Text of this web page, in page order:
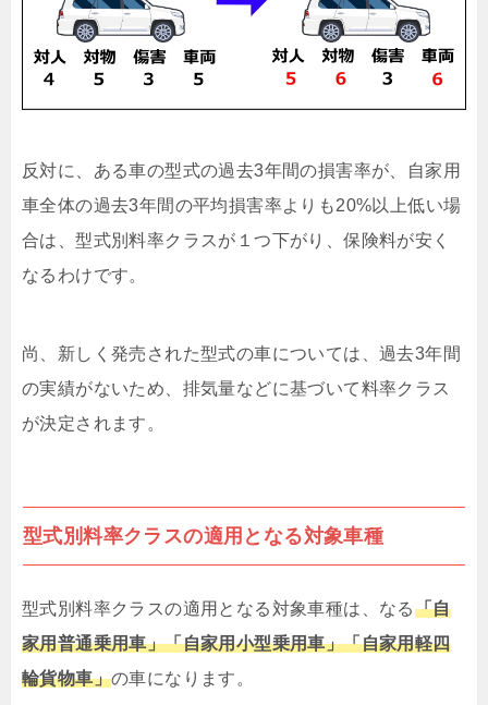
反対に、ある車の型式の過去3年間の損害率が、自家用
車全体の過去3年間の平均損害率よりも20%以上低い場
合は、型式別料率クラスが１つ下がり、保険料が安く
なるわけです。
尚、新しく発売された型式の車については、過去3年間
の実績がないため、排気量などに基づいて料率クラス
が決定されます。
型式別料率クラスの適用となる対象車種
型式別料率クラスの適用となる対象車種は、なる「自
家用普通乗用車」「自家用小型乗用車」「自家用軽四
輪貨物車」の車になります。